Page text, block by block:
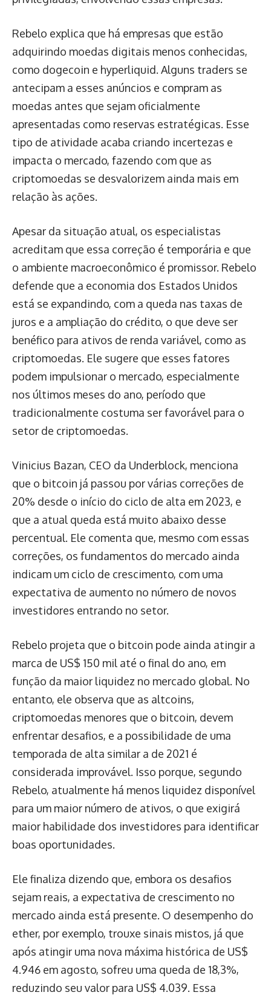
Rebelo explica que há empresas que estão
adquirindo moedas digitais menos conhecidas,
como dogecoin e hyperliquid. Alguns traders se
antecipam a esses anúncios e compram as
moedas antes que sejam oficialmente
apresentadas como reservas estratégicas. Esse
tipo de atividade acaba criando incertezas e
impacta o mercado, fazendo com que as
criptomoedas se desvalorizem ainda mais em
relação às ações.
Apesar da situação atual, os especialistas
acreditam que essa correção é temporária e que
o ambiente macroeconômico é promissor. Rebelo
defende que a economia dos Estados Unidos
está se expandindo, com a queda nas taxas de
juros e a ampliação do crédito, o que deve ser
benéfico para ativos de renda variável, como as
criptomoedas. Ele sugere que esses fatores
podem impulsionar o mercado, especialmente
nos últimos meses do ano, período que
tradicionalmente costuma ser favorável para o
setor de criptomoedas.
Vinicius Bazan, CEO da Underblock, menciona
que o bitcoin já passou por várias correções de
20% desde o início do ciclo de alta em 2023, e
que a atual queda está muito abaixo desse
percentual. Ele comenta que, mesmo com essas
correções, os fundamentos do mercado ainda
indicam um ciclo de crescimento, com uma
expectativa de aumento no número de novos
investidores entrando no setor.
Rebelo projeta que o bitcoin pode ainda atingir a
marca de US$ 150 mil até o final do ano, em
função da maior liquidez no mercado global. No
entanto, ele observa que as altcoins,
criptomoedas menores que o bitcoin, devem
enfrentar desafios, e a possibilidade de uma
temporada de alta similar a de 2021 é
considerada improvável. Isso porque, segundo
Rebelo, atualmente há menos liquidez disponível
para um maior número de ativos, o que exigirá
maior habilidade dos investidores para identificar
boas oportunidades.
Ele finaliza dizendo que, embora os desafios
sejam reais, a expectativa de crescimento no
mercado ainda está presente. O desempenho do
ether, por exemplo, trouxe sinais mistos, já que
após atingir uma nova máxima histórica de US$
4.946 em agosto, sofreu uma queda de 18,3%,
reduzindo seu valor para US$ 4.039. Essa